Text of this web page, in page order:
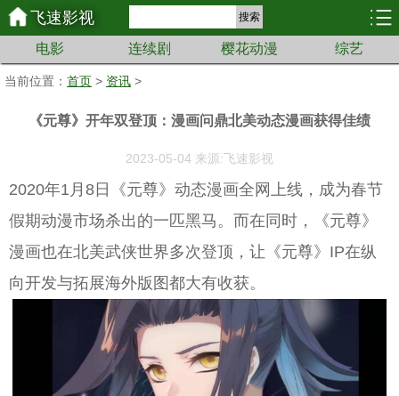
飞速影视 搜索
电影 连续剧 樱花动漫 综艺
当前位置： 首页 > 资讯 >
《元尊》开年双登顶：漫画问鼎北美动态漫画获得佳绩
2023-05-04 来源:飞速影视
2020年1月8日《元尊》动态漫画全网上线，成为春节
假期动漫市场杀出的一匹黑马。而在同时，《元尊》
漫画也在北美武侠世界多次登顶，让《元尊》IP在纵
向开发与拓展海外版图都大有收获。